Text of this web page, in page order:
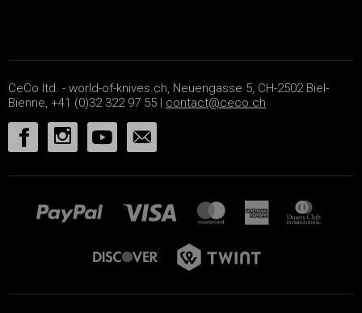
CeCo ltd. - world-of-knives.ch, Neuengasse 5, CH-2502 Biel-
Bienne, +41 (0)32 322 97 55 | contact@ceco.ch